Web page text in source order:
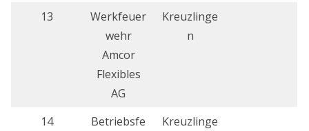
13
Werkfeuer
wehr
Amcor
Flexibles
AG
Kreuzlinge
n
14
Betriebsfe
Kreuzlinge